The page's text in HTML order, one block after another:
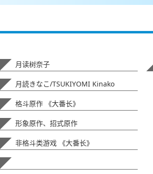
月读树奈子
月読きなこ/TSUKIYOMI Kinako
格斗原作 《大番长》
形象原作、招式原作
非格斗类游戏 《大番长》